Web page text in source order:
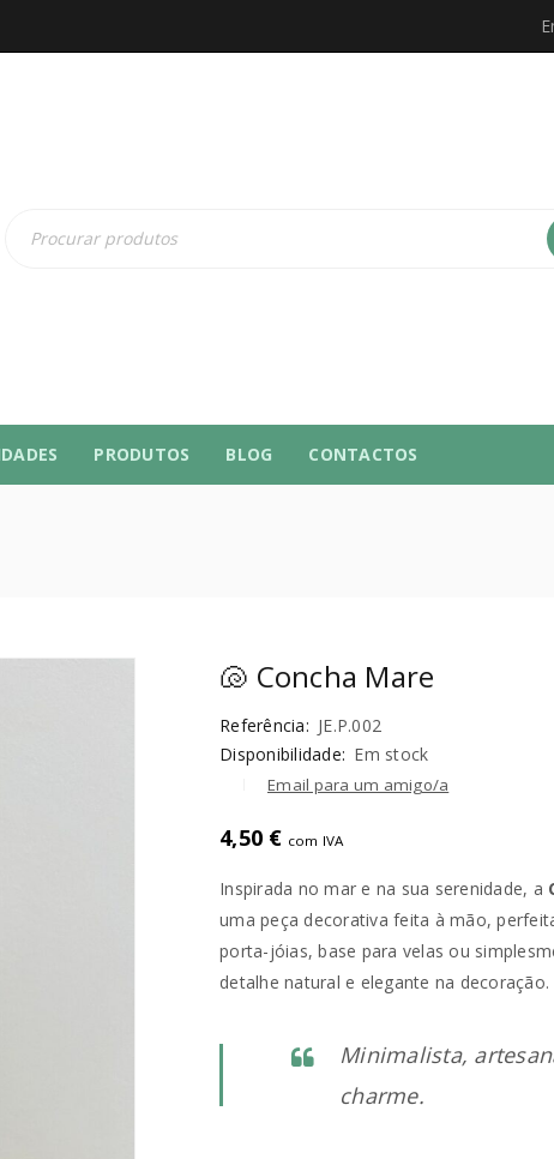
PRODUTOS BLOG CONTACTOS
🐚 Concha Mare
Referência: JE.P.002
Disponibilidade: Em stock
Email para um amigo/a
4,50 € com IVA
Inspirada no mar e na sua serenidade, a
uma peça decorativa feita à mão,
porta-jóias, base para velas ou
detalhe natural e elegante na decoração.
Minimalista,
charme.